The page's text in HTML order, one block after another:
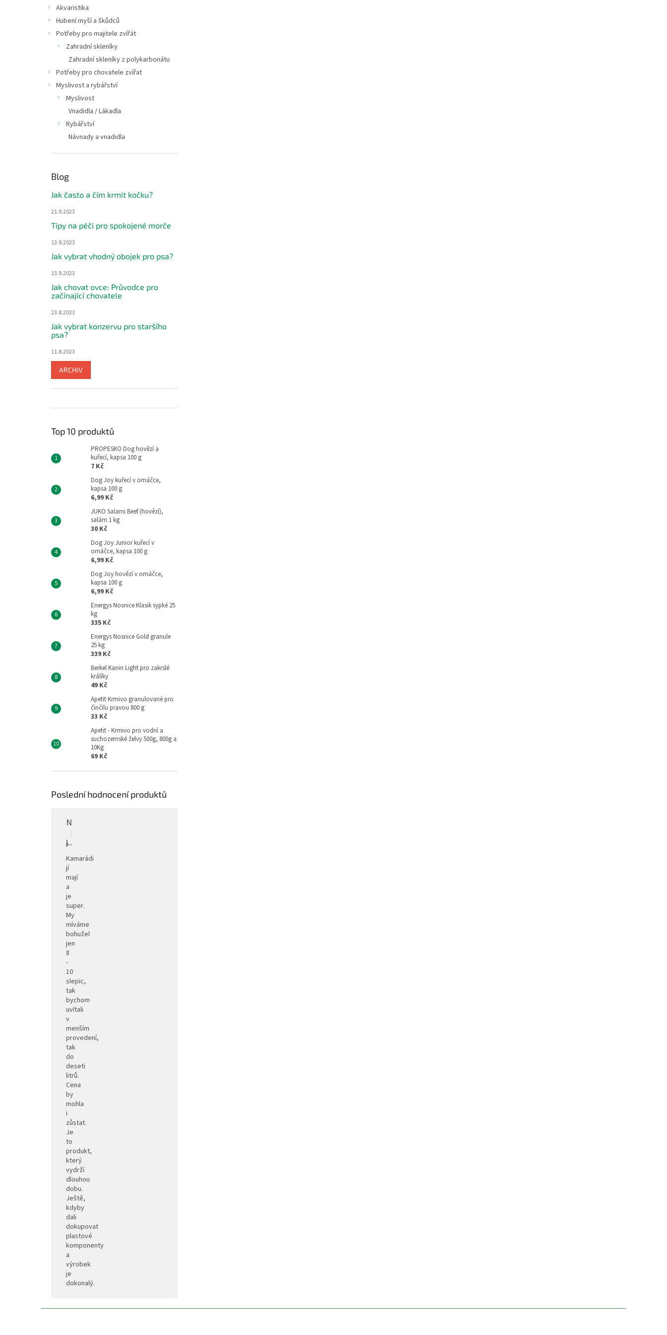
Akvaristika
Hubení myší a škůdců
Potřeby pro majitele zvířát
Zahradní skleníky
Zahradní skleníky z polykarbonátu
Potřeby pro chovatele zvířat
Myslivost a rybářství
Myslivost
Vnadidla / Lákadla
Rybářství
Návnady a vnadidla
Blog
Jak často a čím krmit kočku?
21.9.2023
Tipy na péči pro spokojené morče
13.9.2023
Jak vybrat vhodný obojek pro psa?
13.9.2023
Jak chovat ovce: Průvodce pro
začínající chovatele
23.8.2023
Jak vybrat konzervu pro staršího
psa?
11.8.2023
ARCHIV
Top 10 produktů
PROPESKO Dog hovězí a
kuřecí, kapsa 100 g
7 Kč
Dog Joy kuřecí v omáčce,
kapsa 100 g
6,99 Kč
JUKO Salami Beef (hovězí),
salám 1 kg
30 Kč
Dog Joy Junior kuřecí v
omáčce, kapsa 100 g
6,99 Kč
Dog Joy hovězí v omáčce,
kapsa 100 g
6,99 Kč
Energys Nosnice Klasik sypké 25
kg
335 Kč
Energys Nosnice Gold granule
25 kg
339 Kč
Berkel Kanin Light pro zakrslé
králíky
49 Kč
Apetit Krmivo granulované pro
činčilu pravou 800 g
33 Kč
Apetit - Krmivo pro vodní a
suchozemské želvy 500g, 800g a
10Kg
69 Kč
Poslední hodnocení produktů
Hodnocení produktu je 5 z 5 hvězdiček.
|
jitka
Kamarádi
jí
mají
a
je
super.
My
míváme
bohužel
jen
8
-
10
slepic,
tak
bychom
uvítali
v
menším
provedení,
tak
do
deseti
litrů.
Cena
by
mohla
i
zůstat.
Je
to
produkt,
který
vydrží
dlouhou
dobu.
Ještě,
kdyby
dali
dokupovat
plastové
komponenty
a
výrobek
je
dokonalý.